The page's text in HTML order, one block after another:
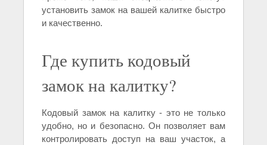
установить замок на вашей калитке быстро
и качественно.
Где купить кодовый
замок на калитку?
Кодовый замок на калитку - это не только
удобно, но и безопасно. Он позволяет вам
контролировать доступ на ваш участок, а